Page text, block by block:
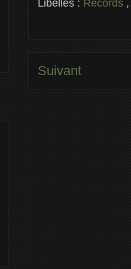
Libellés : Records ,
Suivant